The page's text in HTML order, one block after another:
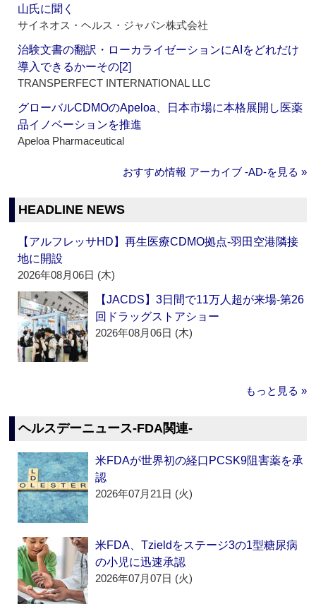
山氏に聞く
サイネオス・ヘルス・ジャパン株式会社
治験文書の翻訳・ローカライゼーションにAIをどれだけ
導入できるかーその[2]
TRANSPERFECT INTERNATIONAL LLC
グローバルCDMOのApeloa、日本市場に本格展開し医薬
品イノベーションを推進
Apeloa Pharmaceutical
おすすめ情報 アーカイブ ‐AD‐を見る »
HEADLINE NEWS
【アルフレッサHD】再生医療CDMO拠点‐羽田空港隣接
地に開設
2026年08月06日 (木)
【JACDS】3日間で11万人超が来場‐第26
回ドラッグストアショー
2026年08月06日 (木)
もっと見る »
ヘルスデーニュース‐FDA関連‐
米FDAが世界初の経口PCSK9阻害薬を承
認
2026年07月21日 (火)
米FDA、Tzieldをステージ3の1型糖尿病
の小児に迅速承認
2026年07月07日 (火)